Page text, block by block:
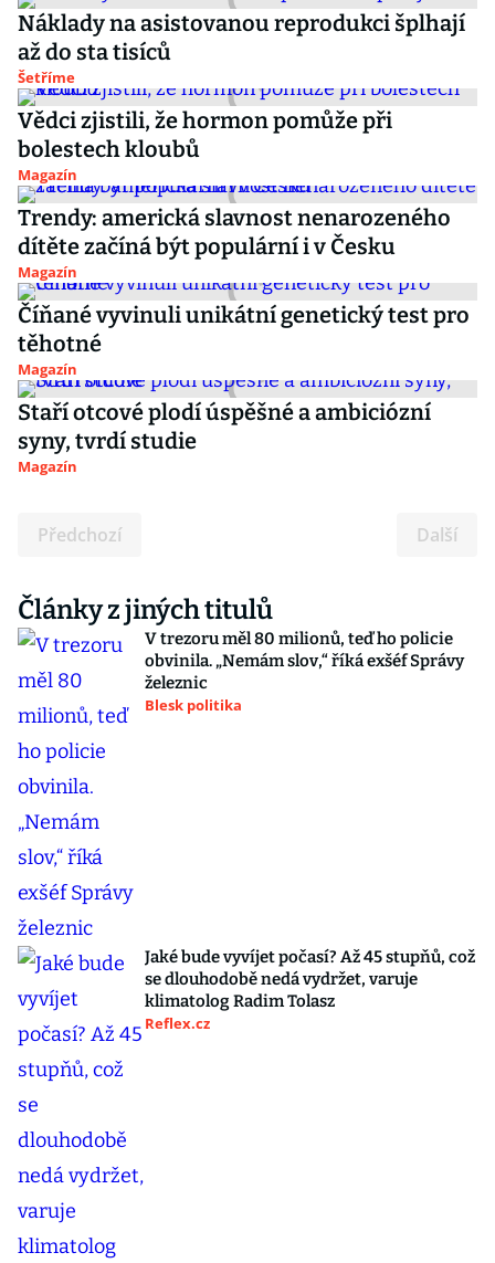
Náklady na asistovanou reprodukci šplhají
až do sta tisíců
Šetříme
Vědci zjistili, že hormon pomůže při
bolestech kloubů
Magazín
Trendy: americká slavnost nenarozeného
dítěte začíná být populární i v Česku
Magazín
Číňané vyvinuli unikátní genetický test pro
těhotné
Magazín
Staří otcové plodí úspěšné a ambiciózní
syny, tvrdí studie
Magazín
Předchozí Další
Články z jiných titulů
V trezoru měl 80 milionů, teď ho policie
obvinila. „Nemám slov,“ říká exšéf Správy
železnic
Blesk politika
Jaké bude vyvíjet počasí? Až 45 stupňů, což
se dlouhodobě nedá vydržet, varuje
klimatolog Radim Tolasz
Reflex.cz